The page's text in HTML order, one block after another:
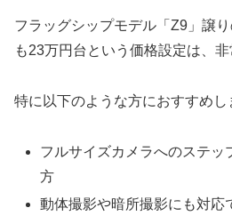
フラッグシップモデル「Z9」譲
も23万円台という価格設定は、非
特に以下のような方におすすめし
フルサイズカメラへのステッ
方
動体撮影や暗所撮影にも対応